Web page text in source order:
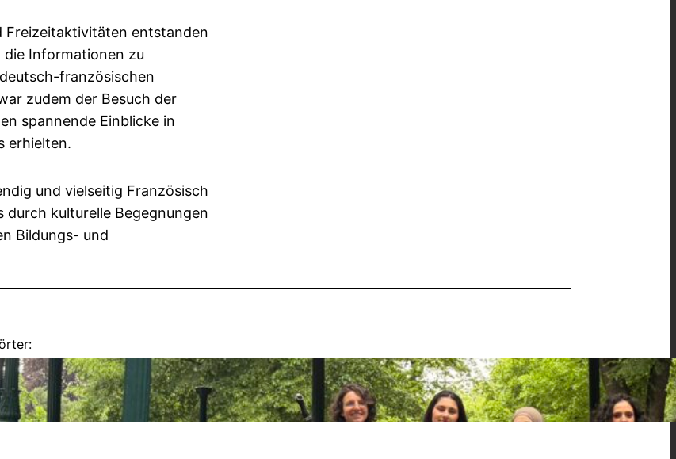
Freizeitaktivitäten entstanden
die Informationen zu
französischen
zudem der Besuch der
spannende Einblicke in
erhielten.
und vielseitig Französisch
durch kulturelle Begegnungen
Bildungs- und
SGGG